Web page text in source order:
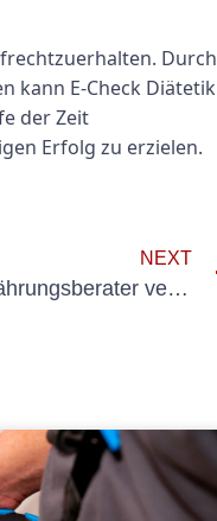
Durch
kann E-Check Diätetik
der Zeit
Erfolg zu erzielen.
NEXT
Die Bedeutung von DGUV V3-Tests für Ernährungsberater verstehen